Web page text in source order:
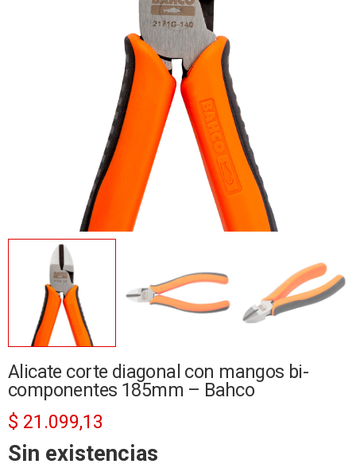
Alicate corte diagonal con mangos bi-
componentes 185mm – Bahco
$ 21.099,13
Sin existencias